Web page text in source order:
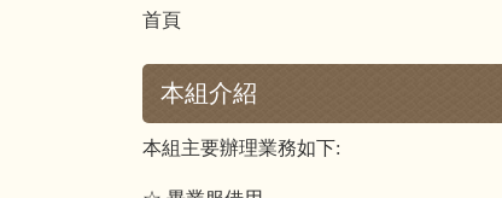
首頁
本組介紹
本組主要辦理業務如下: